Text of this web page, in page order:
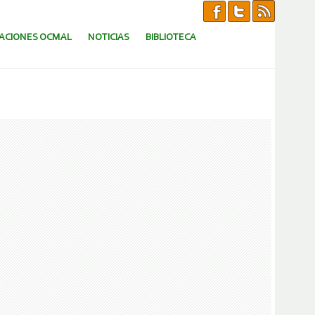
OCMAL NOTICIAS BIBLIOTECA